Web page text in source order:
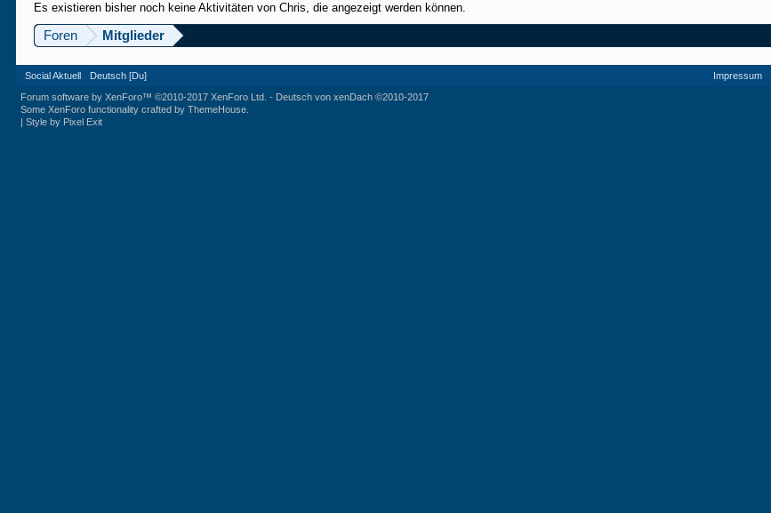
Es existieren bisher noch keine Aktivitäten von Chris, die angezeigt werden können.
Foren Mitglieder
Social Aktuell Deutsch [Du] Impressum
Forum software by XenForo™©2010-2017 XenForo Ltd. - Deutsch von xenDach©2010-2017
Some XenForo functionality crafted byThemeHouse
|Style by Pixel Exit